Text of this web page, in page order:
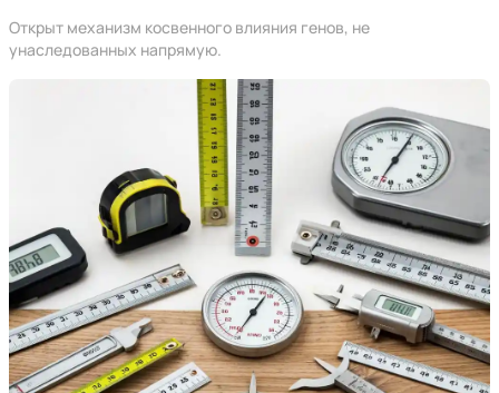
Открыт механизм косвенного влияния генов, не
унаследованных напрямую.